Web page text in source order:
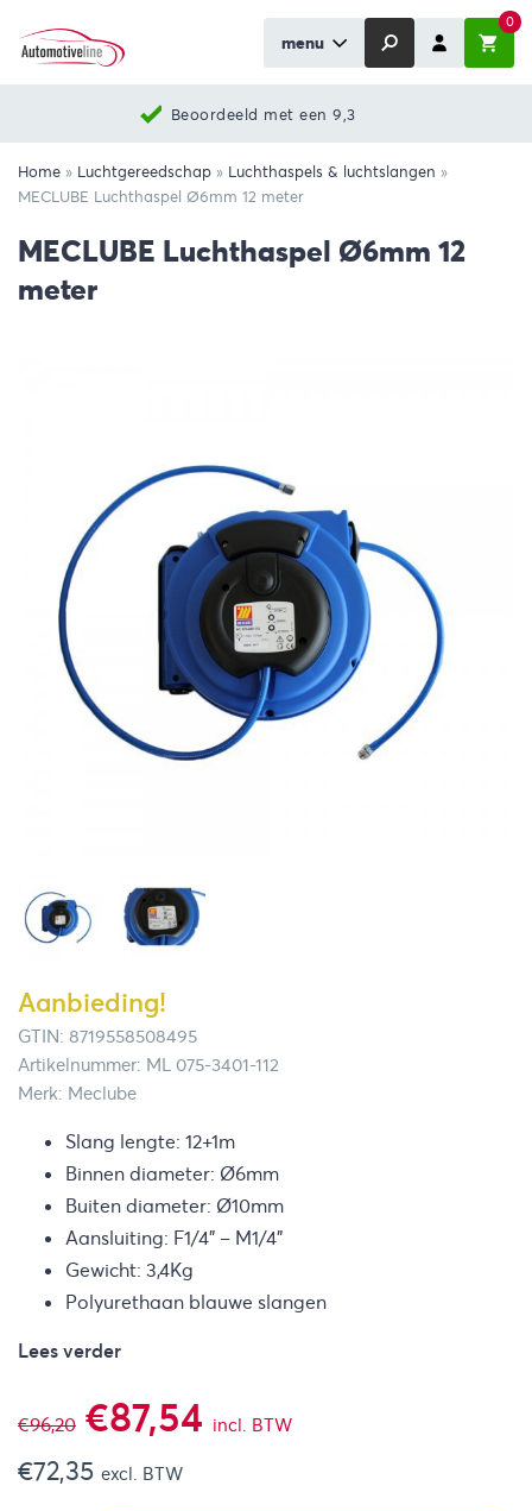
menu
0
Beoordeeld met een 9,3
Home » Luchtgereedschap » Luchthaspels & luchtslangen »
MECLUBE Luchthaspel Ø6mm 12 meter
MECLUBE Luchthaspel Ø6mm 12
meter
Aanbieding!
GTIN: 8719558508495
Artikelnummer: ML 075-3401-112
Merk: Meclube
Slang lengte: 12+1m
Binnen diameter: Ø6mm
Buiten diameter: Ø10mm
Aansluiting: F1/4” – M1/4”
Gewicht: 3,4Kg
Polyurethaan blauwe slangen
Lees verder
€96,20 Oorspronkelijke
prijs
€87,54 Huidige
incl. BTW
€72,35 excl. BTW